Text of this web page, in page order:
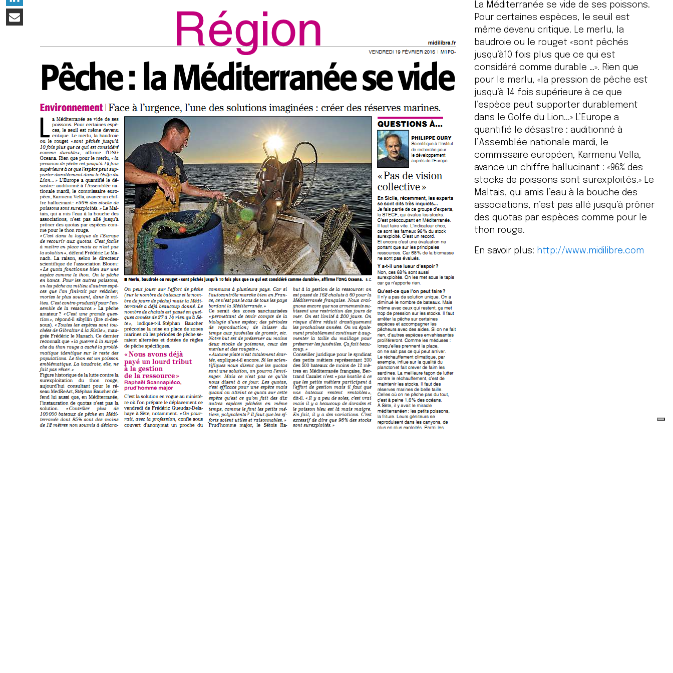
La Méditerranée se vide de ses poissons.
Pour certaines espèces, le seuil est
même devenu critique. Le merlu, la
baudroie ou le rouget «sont pêchés
jusqu’à10 fois plus que ce qui est
considéré comme durable …». Rien que
pour le merlu, «la pression de pêche est
jusqu’à 14 fois supérieure à ce que
l’espèce peut supporter durablement
dans le Golfe du Lion...» L’Europe a
quantifié le désastre : auditionné à
l’Assemblée nationale mardi, le
commissaire européen, Karmenu Vella,
avance un chiffre hallucinant : «96% des
stocks de poissons sont surexploités.» Le
Maltais, qui amis l’eau à la bouche des
associations, n’est pas allé jusqu’à prôner
des quotas par espèces comme pour le
thon rouge.
En savoir plus: http://www.midilibre.com